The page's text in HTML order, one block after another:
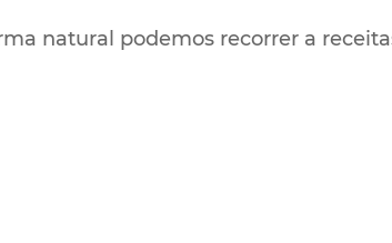
natural podemos recorrer a